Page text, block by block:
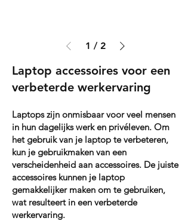
1 / 2
Laptop accessoires voor een
verbeterde werkervaring
Laptops zijn onmisbaar voor veel mensen
in hun dagelijks werk en privéleven. Om
het gebruik van je laptop te verbeteren,
kun je gebruikmaken van een
verscheidenheid aan accessoires. De juiste
accessoires kunnen je laptop
gemakkelijker maken om te gebruiken,
wat resulteert in een verbeterde
werkervaring.